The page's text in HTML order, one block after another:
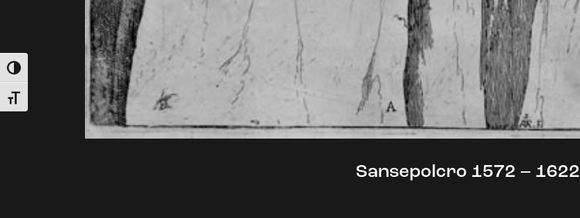
Attiva/disattiva alto contrasto
Attiva/disattiva dimensione testo
Sansepolcro 1572 – 1622